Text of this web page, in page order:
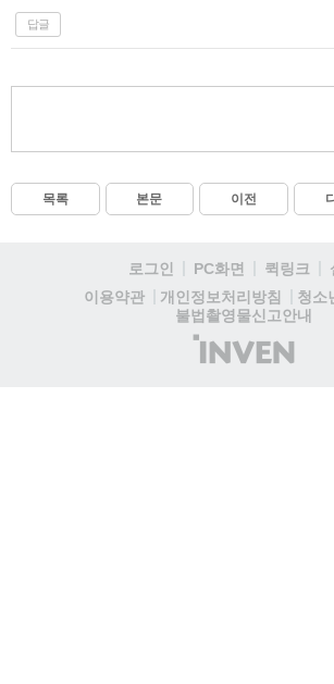
답글
목록 본문 이전
로그인 PC화면 퀵링크
이용약관
개인정보처리방침
청소
불법촬영물신고안내
(주)
인